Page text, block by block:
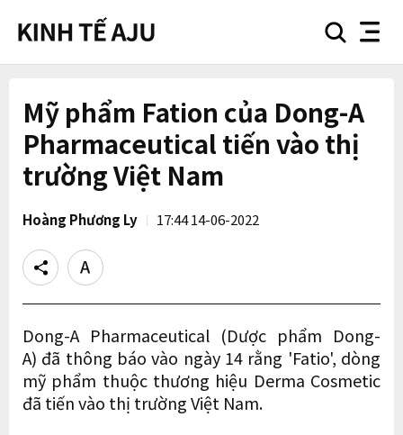
searchnav
Mỹ phẩm Fation của Dong-A
Pharmaceutical tiến vào thị
trường Việt Nam
Hoàng Phương Ly 17:44 14-06-2022
Share
Text
size
Dong-A Pharmaceutical (Dược phẩm Dong-
A) đã thông báo vào ngày 14 rằng 'Fatio', dòng
mỹ phẩm thuộc thương hiệu Derma Cosmetic
đã tiến vào thị trường Việt Nam.